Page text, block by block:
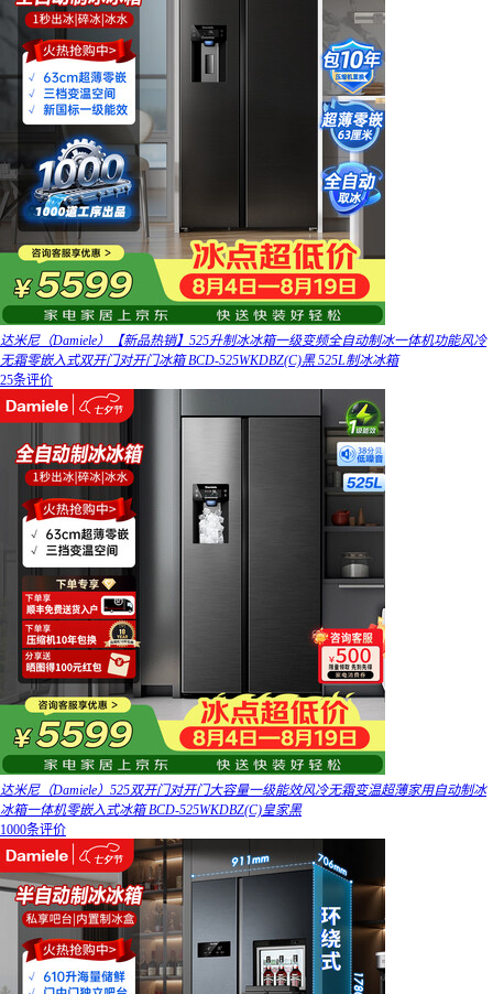
达米尼（Damiele）【新品热销】525升制冰冰箱一级变频全自动制冰一体机功能风冷
无霜零嵌入式双开门对开门冰箱 BCD-525WKDBZ(C)黑 525L制冰冰箱
25条评价
达米尼（Damiele）525双开门对开门大容量一级能效风冷无霜变温超薄家用自动制冰
冰箱一体机零嵌入式冰箱 BCD-525WKDBZ(C)皇家黑
1000条评价